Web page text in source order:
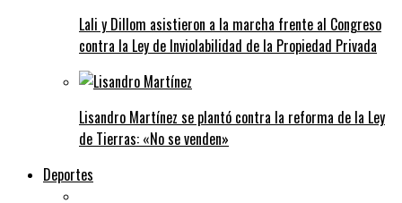
Lali y Dillom asistieron a la marcha frente al Congreso
contra la Ley de Inviolabilidad de la Propiedad Privada
Lisandro Martínez se plantó contra la reforma de la Ley
de Tierras: «No se venden»
Deportes